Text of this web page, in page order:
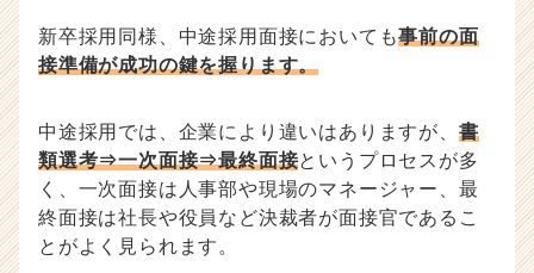
ン
チ
ャ
成
長
企
業
か
ら
新卒採用同様、中途採用面接においても事前の面
接準備が成功の鍵を握ります。
中途採用では、企業により違いはありますが、 書
類選考⇒一次面接⇒最終面接というプロセスが多
く、一次面接は人事部や現場のマネージャー、最
終面接は社長や役員など決裁者が面接官であるこ
とがよく見られます。